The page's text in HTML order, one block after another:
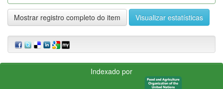
Mostrar registro completo do item Visualizar estatísticas
Indexado por